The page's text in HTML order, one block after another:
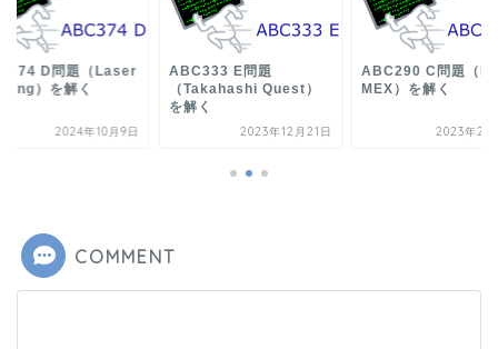
D問題（Laser
）を解く
2024年10月9日
ABC333 E問題
（Takahashi Quest）
を解く
2023年12月21日
ABC290 C問題（
MEX）を解く
2023年2
COMMENT